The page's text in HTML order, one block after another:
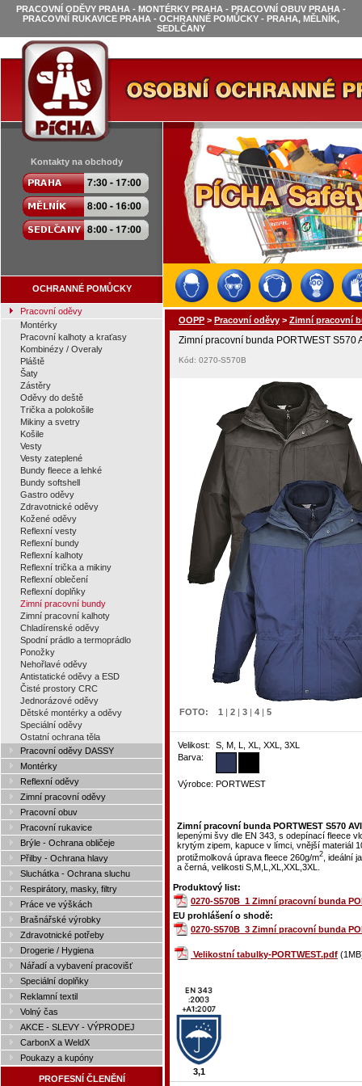
PRACOVNÍ ODĚVY PRAHA - MONTÉRKY PRAHA - PRACOVNÍ OBUV PRAHA -
PRACOVNÍ RUKAVICE PRAHA - OCHRANNÉ POMŮCKY - PRAHA, MĚLNÍK,
SEDLČANY
Kontakty na obchody
OCHRANNÉ POMŮCKY
Pracovní oděvy
Montérky
Pracovní kalhoty a kraťasy
Kombinézy / Overaly
Pláště
Šaty
Zástěry
Oděvy do deště
Trička a polokošile
Mikiny a svetry
Košile
Vesty
Vesty zateplené
Bundy fleece a lehké
Bundy softshell
Gastro oděvy
Zdravotnické oděvy
Kožené oděvy
Reflexní vesty
Reflexní bundy
Reflexní kalhoty
Reflexní trička a mikiny
Reflexní oblečení
Reflexní doplňky
Zimní pracovní bundy
Zimní pracovní kalhoty
Chladírenské oděvy
Spodní prádlo a termoprádlo
Ponožky
Nehořlavé oděvy
Antistatické oděvy a ESD
Čisté prostory CRC
Jednorázové oděvy
Dětské montérky a oděvy
Speciální oděvy
Ostatní ochrana těla
Pracovní oděvy DASSY
Montérky
Reflexní oděvy
Zimní pracovní oděvy
Pracovní obuv
Pracovní rukavice
Brýle - Ochrana obličeje
Přilby - Ochrana hlavy
Sluchátka - Ochrana sluchu
Respirátory, masky, filtry
Práce ve výškách
Brašnářské výrobky
Zdravotnické potřeby
Drogerie / Hygiena
Nářadí a vybavení pracovišť
Speciální doplňky
Reklamní textil
Volný čas
AKCE - SLEVY - VÝPRODEJ
CarbonX a WeldX
Poukazy a kupóny
PROFESNÍ ČLENĚNÍ
OOPP > Pracovní oděvy > Zimní pracovní
Zimní pracovní bunda PORTWEST S570
Kód: 0270-S570B
FOTO: 1 | 2 | 3 | 4 | 5
Velikost:
S, M, L, XL, XXL, 3XL
Barva:
Výrobce: PORTWEST
Zimní pracovní bunda PORTWEST S570
lepenými švy dle EN 343, s odepínací fleece
krytým zipem, kapuce v límci, vnější materiál
protižmolková úprava fleece 260g/m2 , ideální
a černá, velikosti S,M,L,XL,XXL,3XL.
Produktový list:
0270-S570B_1 Zimní pracovní bunda
EU prohlášení o shodě:
0270-S570B_3 Zimní pracovní bunda
Velikostní tabulky-PORTWEST.pdf
3,1